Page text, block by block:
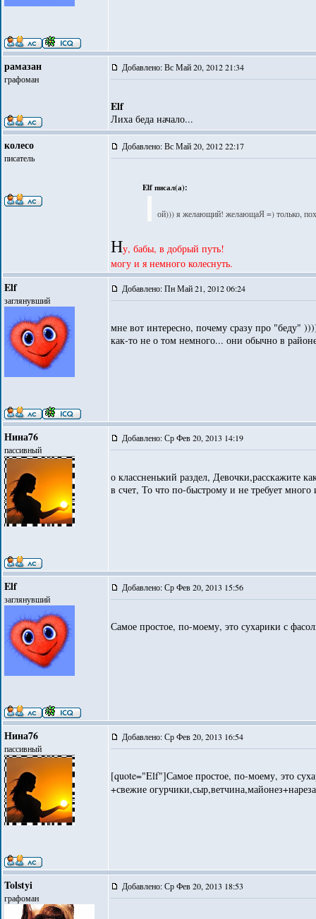
рамазан
графоман
Добавлено: Вс Май 20, 2012 21:34
Elf
Лиха беда начало...
колесо
писатель
Добавлено: Вс Май 20, 2012 22:17
Elf писал(а):
ой))) я желающий! желающаЯ =) только,
Ну, бабы, в добрый путь!
могу и я немного колеснуть.
Elf
заглянувший
Добавлено: Пн Май 21, 2012 06:24
мне вот интересно, почему сразу про "беду"
как-то не о том немного... они обычно в
Нина76
пассивный
Добавлено: Ср Фев 20, 2013 14:19
о классненький раздел, Девочки,расскажите
в счет, То что по-быстрому и не требует много
Elf
заглянувший
Добавлено: Ср Фев 20, 2013 15:56
Самое простое, по-моему, это сухарики с
Нина76
пассивный
Добавлено: Ср Фев 20, 2013 16:54
[quote="Elf"]Самое простое, по-моему, это
+свежие
Tolstyi
графоман
Добавлено: Ср Фев 20, 2013 18:53